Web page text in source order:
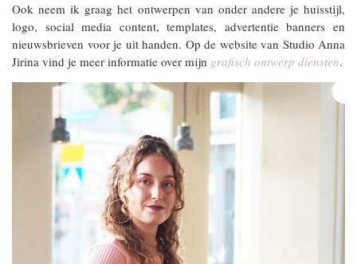
Ook neem ik graag het ontwerpen van onder andere je huisstijl,
logo, social media content, templates, advertentie banners en
nieuwsbrieven voor je uit handen. Op de website van Studio Anna
Jirina vind je meer informatie over mijn grafisch ontwerp diensten.